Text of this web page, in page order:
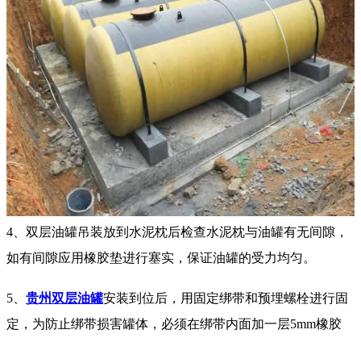
4、双层油罐吊装放到水泥枕后检查水泥枕与油罐有无间隙，
如有间隙应用橡胶垫进行塞实，保证油罐的受力均匀。
5、 贵州双层油罐安装到位后，用固定绑带和预埋螺栓进行固
定，为防止绑带损害罐体，必须在绑带内面加一层5mm橡胶